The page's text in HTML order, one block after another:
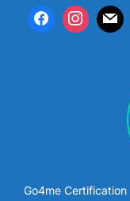
Go4me Certification